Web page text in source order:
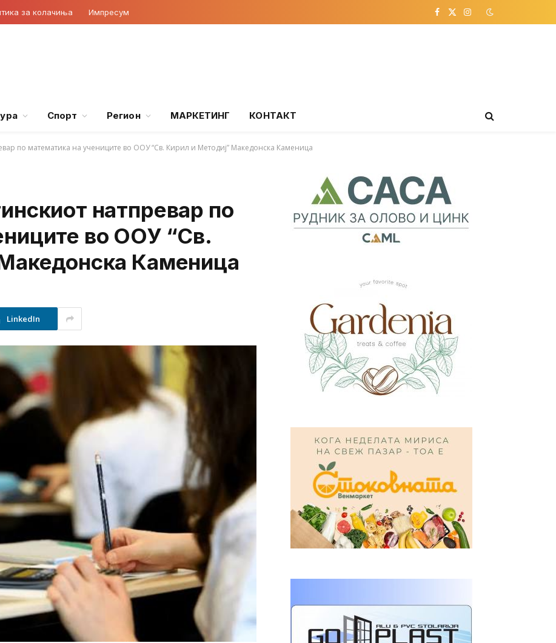
за колачиња Импресум Facebook
X
Instagram
Спорт Регион МАРКЕТИНГ КОНТАКТ
по математика на учениците во ООУ “Св. Кирил и Методиј” Македонска Каменица
натпревар по
во ООУ “Св.
Каменица
LinkedIn